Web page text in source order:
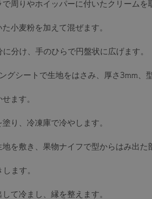
で周りやホイッパーに付いたクリームを
小麦粉を加えて混ぜます。
に分け、手のひらで円盤状に広げます。
グシートで生地をはさみ、厚さ3mm、
ます。
り、冷凍庫で冷やします。
地を敷き、果物ナイフで型からはみ出た
ます。
て冷まし、縁を整えます。